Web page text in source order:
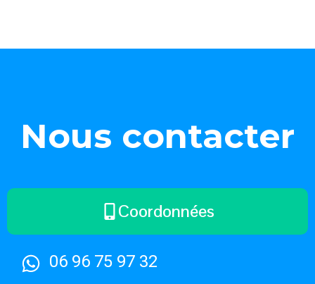
Nous contacter
Coordonnées
06 96 75 97 32